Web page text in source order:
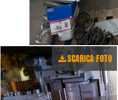
SCARICA FOTO